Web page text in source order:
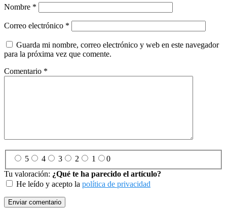
Nombre *
Correo electrónico *
Guarda mi nombre, correo electrónico y web en este navegador
para la próxima vez que comente.
Comentario *
5 4 3 2 1
0
Tu valoración: ¿Qué te ha parecido el artículo?
He leído y acepto la política de privacidad